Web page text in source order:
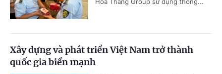
Xây dựng và phát triển Việt Nam trở thành
quốc gia biển mạnh